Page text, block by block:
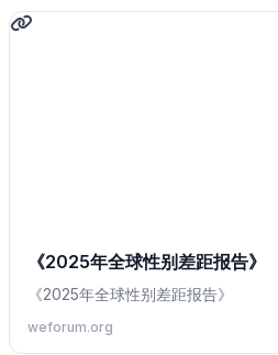
《2025年全球性别差距报告》
《2025年全球性别差距报告》
weforum.org